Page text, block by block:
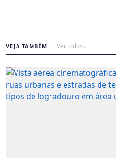
VEJA TAMBÉM Ver todos ›